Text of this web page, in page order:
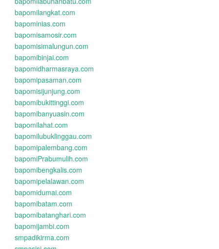
bapomilangkat.com
bapominias.com
bapomisamosir.com
bapomisimalungun.com
bapomibinjai.com
bapomidharmasraya.com
bapomipasaman.com
bapomisijunjung.com
bapomibukittinggi.com
bapomibanyuasin.com
bapomilahat.com
bapomilubuklinggau.com
bapomipalembang.com
bapomiPrabumulih.com
bapomibengkalis.com
bapomipelalawan.com
bapomidumai.com
bapomibatam.com
bapomibatanghari.com
bapomijambi.com
smpadikirma.com